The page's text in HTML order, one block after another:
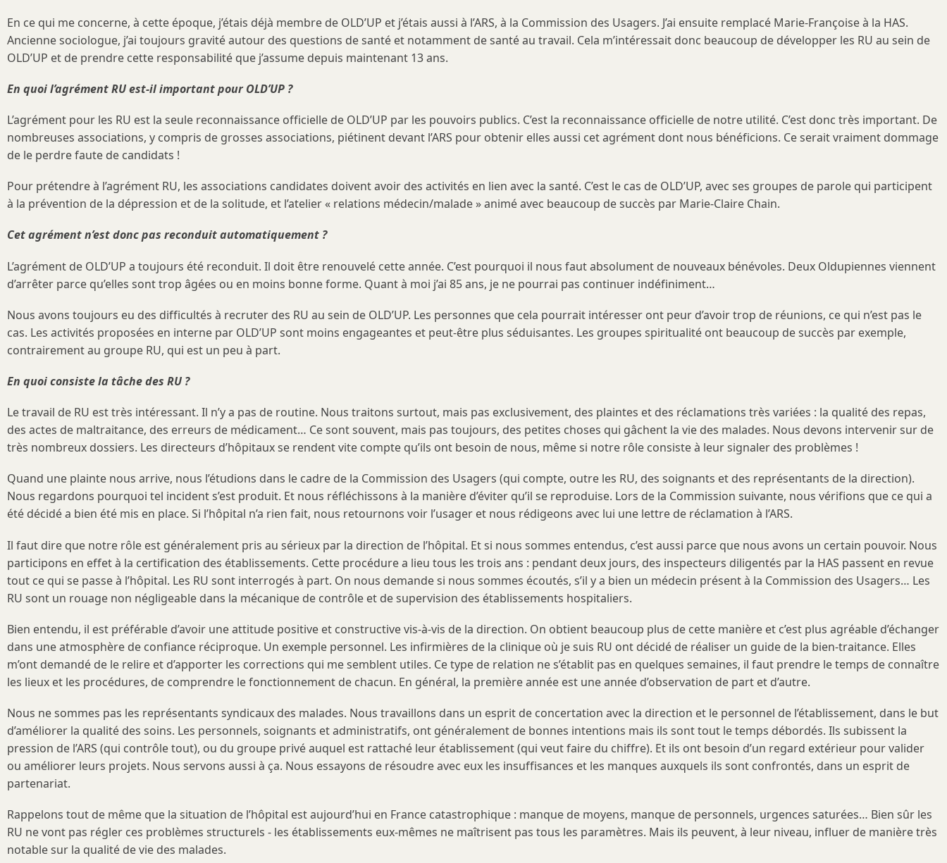
En ce qui me concerne, à cette époque, j’étais déjà membre de OLD’UP et j’étais aussi à l’ARS, à la Commission des Usagers. J’ai ensuite remplacé Marie-Françoise à la HAS.
Ancienne sociologue, j’ai toujours gravité autour des questions de santé et notamment de santé au travail. Cela m’intéressait donc beaucoup de développer les RU au sein de
OLD’UP et de prendre cette responsabilité que j’assume depuis maintenant 13 ans.
En quoi l’agrément RU est-il important pour OLD’UP ?
L’agrément pour les RU est la seule reconnaissance officielle de OLD’UP par les pouvoirs publics. C’est la reconnaissance officielle de notre utilité. C’est donc très important. De
nombreuses associations, y compris de grosses associations, piétinent devant l’ARS pour obtenir elles aussi cet agrément dont nous bénéficions. Ce serait vraiment dommage
de le perdre faute de candidats !
Pour prétendre à l’agrément RU, les associations candidates doivent avoir des activités en lien avec la santé. C’est le cas de OLD’UP, avec ses groupes de parole qui participent
à la prévention de la dépression et de la solitude, et l’atelier « relations médecin/malade » animé avec beaucoup de succès par Marie-Claire Chain.
Cet agrément n’est donc pas reconduit automatiquement ?
L’agrément de OLD’UP a toujours été reconduit. Il doit être renouvelé cette année. C’est pourquoi il nous faut absolument de nouveaux bénévoles. Deux Oldupiennes viennent
d’arrêter parce qu’elles sont trop âgées ou en moins bonne forme. Quant à moi j’ai 85 ans, je ne pourrai pas continuer indéfiniment…
Nous avons toujours eu des difficultés à recruter des RU au sein de OLD’UP. Les personnes que cela pourrait intéresser ont peur d’avoir trop de réunions, ce qui n’est pas le
cas. Les activités proposées en interne par OLD’UP sont moins engageantes et peut-être plus séduisantes. Les groupes spiritualité ont beaucoup de succès par exemple,
contrairement au groupe RU, qui est un peu à part.
En quoi consiste la tâche des RU ?
Le travail de RU est très intéressant. Il n’y a pas de routine. Nous traitons surtout, mais pas exclusivement, des plaintes et des réclamations très variées : la qualité des repas,
des actes de maltraitance, des erreurs de médicament… Ce sont souvent, mais pas toujours, des petites choses qui gâchent la vie des malades. Nous devons intervenir sur de
très nombreux dossiers. Les directeurs d’hôpitaux se rendent vite compte qu’ils ont besoin de nous, même si notre rôle consiste à leur signaler des problèmes !
Quand une plainte nous arrive, nous l’étudions dans le cadre de la Commission des Usagers (qui compte, outre les RU, des soignants et des représentants de la direction).
Nous regardons pourquoi tel incident s’est produit. Et nous réfléchissons à la manière d’éviter qu’il se reproduise. Lors de la Commission suivante, nous vérifions que ce qui a
été décidé a bien été mis en place. Si l’hôpital n’a rien fait, nous retournons voir l’usager et nous rédigeons avec lui une lettre de réclamation à l’ARS.
Il faut dire que notre rôle est généralement pris au sérieux par la direction de l’hôpital. Et si nous sommes entendus, c’est aussi parce que nous avons un certain pouvoir. Nous
participons en effet à la certification des établissements. Cette procédure a lieu tous les trois ans : pendant deux jours, des inspecteurs diligentés par la HAS passent en revue
tout ce qui se passe à l’hôpital. Les RU sont interrogés à part. On nous demande si nous sommes écoutés, s’il y a bien un médecin présent à la Commission des Usagers… Les
RU sont un rouage non négligeable dans la mécanique de contrôle et de supervision des établissements hospitaliers.
Bien entendu, il est préférable d’avoir une attitude positive et constructive vis-à-vis de la direction. On obtient beaucoup plus de cette manière et c’est plus agréable d’échanger
dans une atmosphère de confiance réciproque. Un exemple personnel. Les infirmières de la clinique où je suis RU ont décidé de réaliser un guide de la bien-traitance. Elles
m’ont demandé de le relire et d’apporter les corrections qui me semblent utiles. Ce type de relation ne s’établit pas en quelques semaines, il faut prendre le temps de connaître
les lieux et les procédures, de comprendre le fonctionnement de chacun. En général, la première année est une année d’observation de part et d’autre.
Nous ne sommes pas les représentants syndicaux des malades. Nous travaillons dans un esprit de concertation avec la direction et le personnel de l’établissement, dans le but
d’améliorer la qualité des soins. Les personnels, soignants et administratifs, ont généralement de bonnes intentions mais ils sont tout le temps débordés. Ils subissent la
pression de l’ARS (qui contrôle tout), ou du groupe privé auquel est rattaché leur établissement (qui veut faire du chiffre). Et ils ont besoin d’un regard extérieur pour valider
ou améliorer leurs projets. Nous servons aussi à ça. Nous essayons de résoudre avec eux les insuffisances et les manques auxquels ils sont confrontés, dans un esprit de
partenariat.
Rappelons tout de même que la situation de l’hôpital est aujourd’hui en France catastrophique : manque de moyens, manque de personnels, urgences saturées… Bien sûr les
RU ne vont pas régler ces problèmes structurels - les établissements eux-mêmes ne maîtrisent pas tous les paramètres. Mais ils peuvent, à leur niveau, influer de manière très
notable sur la qualité de vie des malades.